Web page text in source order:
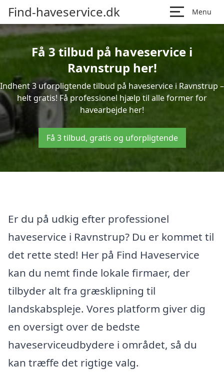
Find-haveservice.dk Menu
Få 3 tilbud på haveservice i
Ravnstrup her!
Indhent 3 uforpligtende tilbud på haveservice i Ravnstrup –
helt gratis! Få professionel hjælp til alle former for
havearbejde her!
Få 3 tilbud, gratis og uforpligtende
Er du på udkig efter professionel
haveservice i Ravnstrup? Du er kommet til
det rette sted! Her på Find Haveservice
kan du nemt finde lokale firmaer, der
tilbyder alt fra græsklipning til
landskabspleje. Vores platform giver dig
en oversigt over de bedste
haveserviceudbydere i området, så du
kan træffe det rigtige valg.